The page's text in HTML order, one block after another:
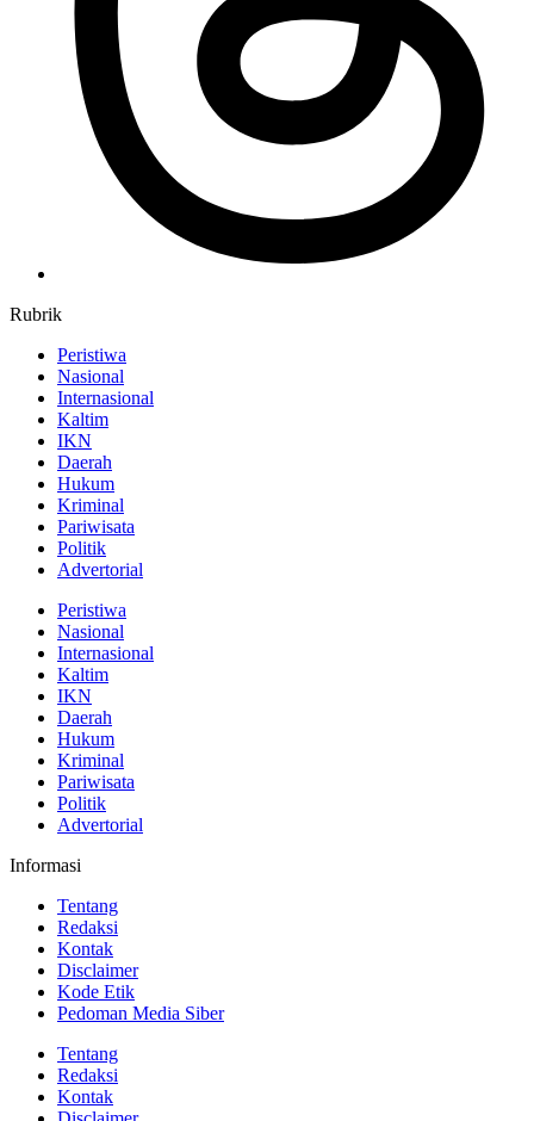
Rubrik
Peristiwa
Nasional
Internasional
Kaltim
IKN
Daerah
Hukum
Kriminal
Pariwisata
Politik
Advertorial
Peristiwa
Nasional
Internasional
Kaltim
IKN
Daerah
Hukum
Kriminal
Pariwisata
Politik
Advertorial
Informasi
Tentang
Redaksi
Kontak
Disclaimer
Kode Etik
Pedoman Media Siber
Tentang
Redaksi
Kontak